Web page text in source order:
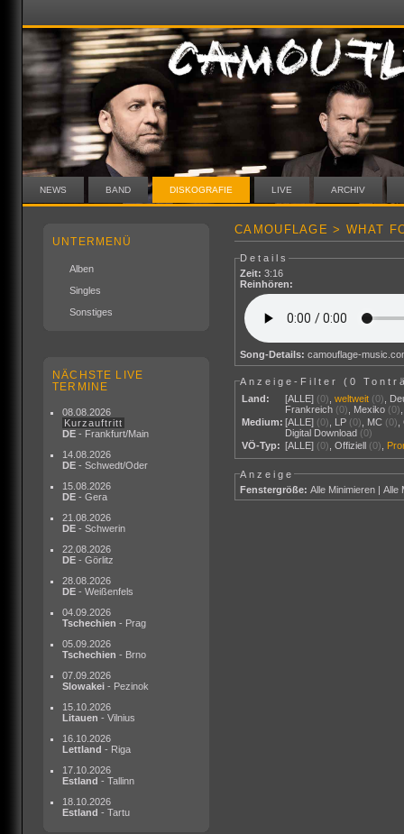
NEWS BAND DISKOGRAFIE LIVE ARCHIV
UNTERMENÜ
Alben
Singles
Sonstiges
NÄCHSTE LIVE
TERMINE
08.08.2026
Kurzauftritt
DE - Frankfurt/Main
14.08.2026
DE - Schwedt/Oder
15.08.2026
DE - Gera
21.08.2026
DE - Schwerin
22.08.2026
DE - Görlitz
28.08.2026
DE - Weißenfels
04.09.2026
Tschechien - Prag
05.09.2026
Tschechien - Brno
07.09.2026
Slowakei - Pezinok
15.10.2026
Litauen - Vilnius
16.10.2026
Lettland - Riga
17.10.2026
Estland - Tallinn
18.10.2026
Estland - Tartu
CAMOUFLAGE > WHAT
Details
Zeit: 3:16
Reinhören:
Song-Details: camouflage-
Anzeige-Filter (0
Land:
[ALLE] (0) ,weltweit (0)
Frankreich (0) Mexiko (0)
Medium: [ALLE] (0) LP (0) MC (0) ,
Digital Download (0)
VÖ-Typ: [ALLE] (0) ,Offiziell (0)
Anzeige
Fenstergröße: Alle Minimieren |Alle